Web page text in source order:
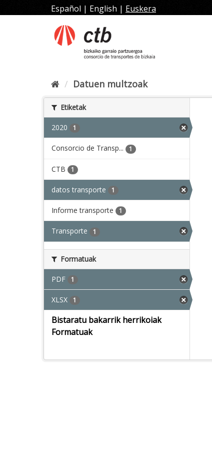
edukira
Español | English | Euskera
Datuen multzoak
Etiketak
2020 1
Consorcio de Transp... 1
CTB 1
datos transporte 1
Informe transporte 1
Transporte 1
Formatuak
PDF 1
XLSX 1
Bistaratu bakarrik herrikoiak
Formatuak